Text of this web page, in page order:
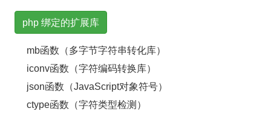
php 绑定的扩展库
mb函数（多字节字符串转化库）
iconv函数（字符编码转换库）
json函数（JavaScript对象符号）
ctype函数（字符类型检测）